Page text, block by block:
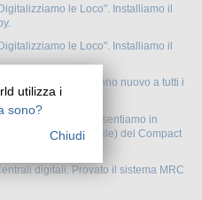
le Loco". Installiamo il
le Loco". Installiamo il
augura un buon anno nuovo a tutti i
Prodotti". Presentiamo in
manuale (non ufficile) del Compact
digitali. Provato il sistema MRC
utilizza i
sono?
Chiudi